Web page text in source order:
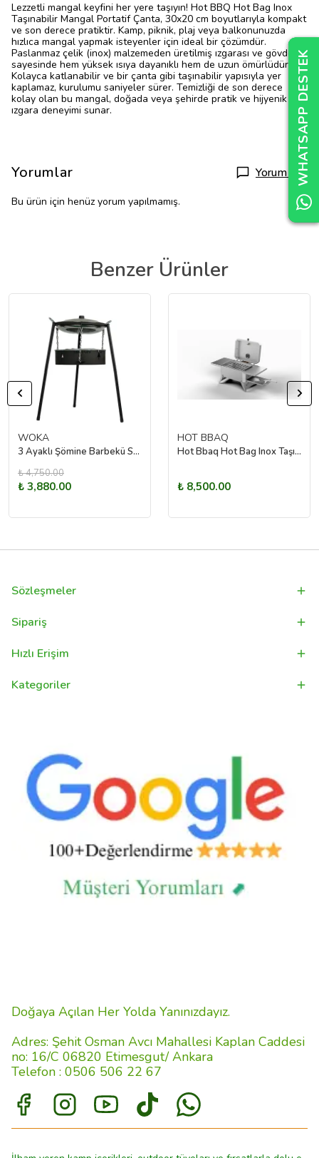
Lezzetli mangal keyfini her yere taşıyın! Hot BBQ Hot Bag Inox
Taşınabilir Mangal Portatif Çanta, 30x20 cm boyutlarıyla kompakt
ve son derece pratiktir. Kamp, piknik, plaj veya balkonunuzda
hızlıca mangal yapmak isteyenler için ideal bir çözümdür.
Paslanmaz çelik (inox) malzemeden üretilmiş ızgarası ve gövdesi
sayesinde hem yüksek ısıya dayanıklı hem de uzun ömürlüdür.
Kolayca katlanabilir ve bir çanta gibi taşınabilir yapısıyla yer
kaplamaz, kurulumu saniyeler sürer. Temizliği de son derece
kolay olan bu mangal, doğada veya şehirde pratik ve hijyenik bir
ızgara deneyimi sunar.
Yorumlar Yorum Yap
Bu ürün için henüz yorum yapılmamış.
Benzer Ürünler
WOKA
3 Ayaklı Şömine Barbekü Set
₺ 4,750.00
₺ 3,880.00
HOT BBAQ
Hot Bbaq Hot Bag Inox Taşınabilir Mangal Portatif Çanta- 39X24
₺ 8,500.00
Sözleşmeler
Sipariş
Hızlı Erişim
Kategoriler
Doğaya Açılan Her Yolda Yanınızdayız.
Adres: Şehit Osman Avcı Mahallesi Kaplan Caddesi
no: 16/C 06820 Etimesgut/ Ankara
Telefon : 0506 506 22 67
WHATSAPP DESTEK
WHATSAPP DESTEK
WHATSAPP DESTEK